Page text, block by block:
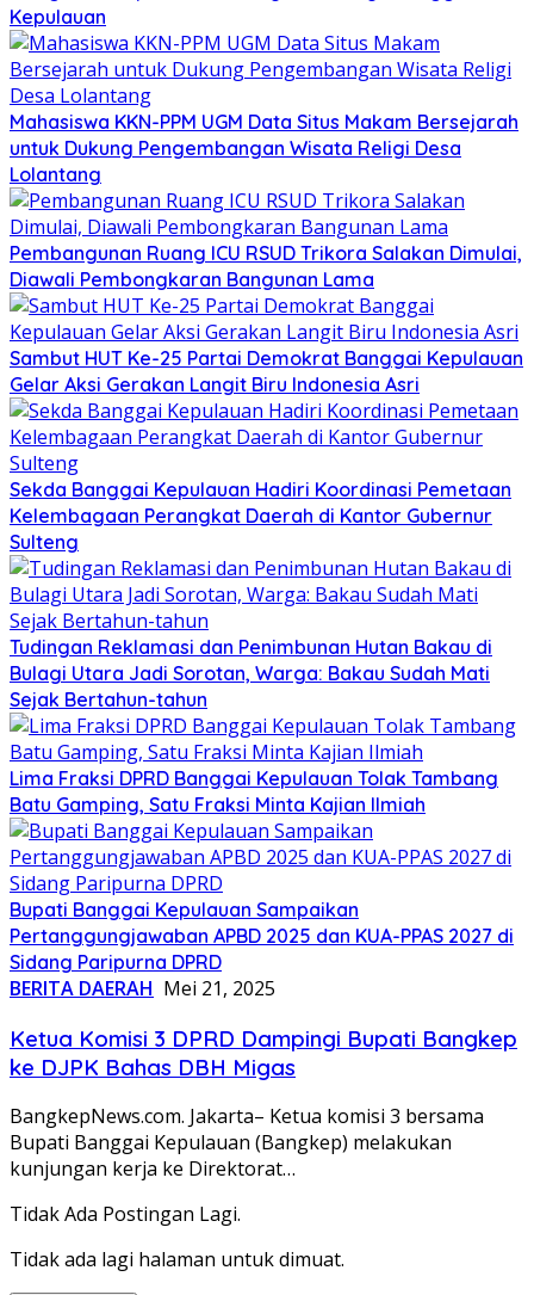
Kepulauan
Mahasiswa KKN-PPM UGM Data Situs Makam Bersejarah
untuk Dukung Pengembangan Wisata Religi Desa
Lolantang
Pembangunan Ruang ICU RSUD Trikora Salakan Dimulai,
Diawali Pembongkaran Bangunan Lama
Sambut HUT Ke-25 Partai Demokrat Banggai Kepulauan
Gelar Aksi Gerakan Langit Biru Indonesia Asri
Sekda Banggai Kepulauan Hadiri Koordinasi Pemetaan
Kelembagaan Perangkat Daerah di Kantor Gubernur
Sulteng
Tudingan Reklamasi dan Penimbunan Hutan Bakau di
Bulagi Utara Jadi Sorotan, Warga: Bakau Sudah Mati
Sejak Bertahun-tahun
Lima Fraksi DPRD Banggai Kepulauan Tolak Tambang
Batu Gamping, Satu Fraksi Minta Kajian Ilmiah
Bupati Banggai Kepulauan Sampaikan
Pertanggungjawaban APBD 2025 dan KUA-PPAS 2027 di
Sidang Paripurna DPRD
BERITA DAERAH Mei 21, 2025
Ketua Komisi 3 DPRD Dampingi Bupati Bangkep
ke DJPK Bahas DBH Migas
BangkepNews.com. Jakarta– Ketua komisi 3 bersama
Bupati Banggai Kepulauan (Bangkep) melakukan
kunjungan kerja ke Direktorat…
Tidak Ada Postingan Lagi.
Tidak ada lagi halaman untuk dimuat.